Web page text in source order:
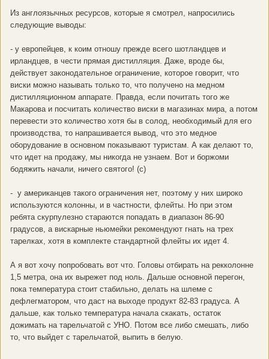
Из англоязычных ресурсов, которые я смотрел, напросились
следующие выводы:
- у европейцев, к коим отношу прежде всего шотландцев и
ирландцев, в чести прямая дистилляция. Даже, вроде бы,
действует законодательное ограничение, которое говорит, что
виски можно называть только то, что получено на медном
дистилляционном аппарате. Правда, если почитать того же
Макарова и посчитать количество виски в магазинах мира, а потом
перевести это количество хотя бы в солод, необходимый для его
производства, то напрашивается вывод, что это медное
оборудование в основном показывают туристам. А как делают то,
что идет на продажу, мы никогда не узнаем. Вот и боржоми
бодяжить начали, ничего святого! (с)
- у американцев такого ограничения нет, поэтому у них широко
используются колонны, и в частности, флейты. Но при этом
ребята скурпулезно стараются попадать в диапазон 86-90
градусов, а вискарные ньюмейки рекомендуют гнать на трех
тарелках, хотя в комплекте стандартной флейты их идет 4.
А я вот хочу попробовать вот что. Головы отбирать на рекколонне
1,5 метра, она их вырежет под ноль. Дальше основной перегон,
пока температура стоит стабильно, делать на шлеме с
дефлегматором, что даст на выходе продукт 82-83 градуса. А
дальше, как только температура начала скакать, остаток
дожимать на тарельчатой с УНО. Потом все либо смешать, либо
то, что выйдет с тарельчатой, выпить в белую.